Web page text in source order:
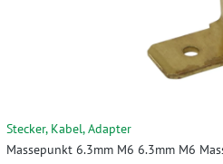
Stecker, Kabel, Adapter
Massepunkt 6.3mm M6 6.3mm M6